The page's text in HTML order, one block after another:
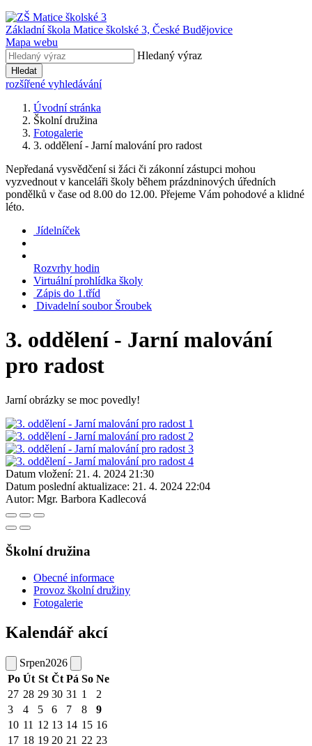
Základní škola Matice školské 3, České Budějovice
Mapa webu
Hledaný výraz
Hledat
rozšířené vyhledávání
Úvodní stránka
Školní družina
Fotogalerie
3. oddělení - Jarní malování pro radost
Nepředaná vysvědčení si žáci či zákonní zástupci mohou
vyzvednout v kanceláři školy během prázdninových úředních
pondělků v čase od 8.00 do 12.00. Přejeme Vám pohodové a klidné
léto.
Jídelníček
Rozvrhy hodin
Virtuální prohlídka školy
Zápis do 1.tříd
Divadelní soubor Šroubek
3. oddělení - Jarní malování
pro radost
Jarní obrázky se moc povedly!
Datum vložení: 21. 4. 2024 21:30
Datum poslední aktualizace: 21. 4. 2024 22:04
Autor: Mgr. Barbora Kadlecová
Školní družina
Obecné informace
Provoz školní družiny
Fotogalerie
Kalendář akcí
Srpen2026
Po Út St Čt Pá So Ne
27 28 29 30 31 1
2
3
4 5 6 7 8
9
10 11 12 13 14 15 16
17 18 19 20 21 22 23